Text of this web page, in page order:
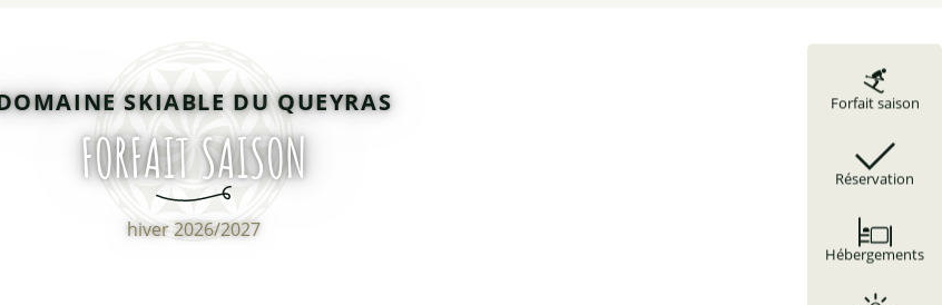
Forfait saison
Réservation
Hébergements
SKIABLE DU QUEYRAS
FORFAIT SAISON
hiver 2026/2027